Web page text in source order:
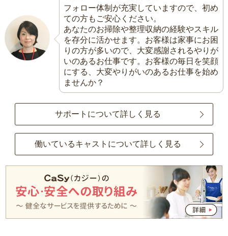
フォロー体制が充実していますので、初め
ての方もご安心ください。
あなたのお掃除や整理収納の経験やスキル
を存分に活かせます。お客様は家事にお困
りの方が多いので、大変感謝されるやりが
いのあるお仕事です。お客様の毎日を笑顔
にする、大変やりがいのあるお仕事を始め
ませんか？
サポートについて詳しく見る
働いているキャストについて詳しく見る